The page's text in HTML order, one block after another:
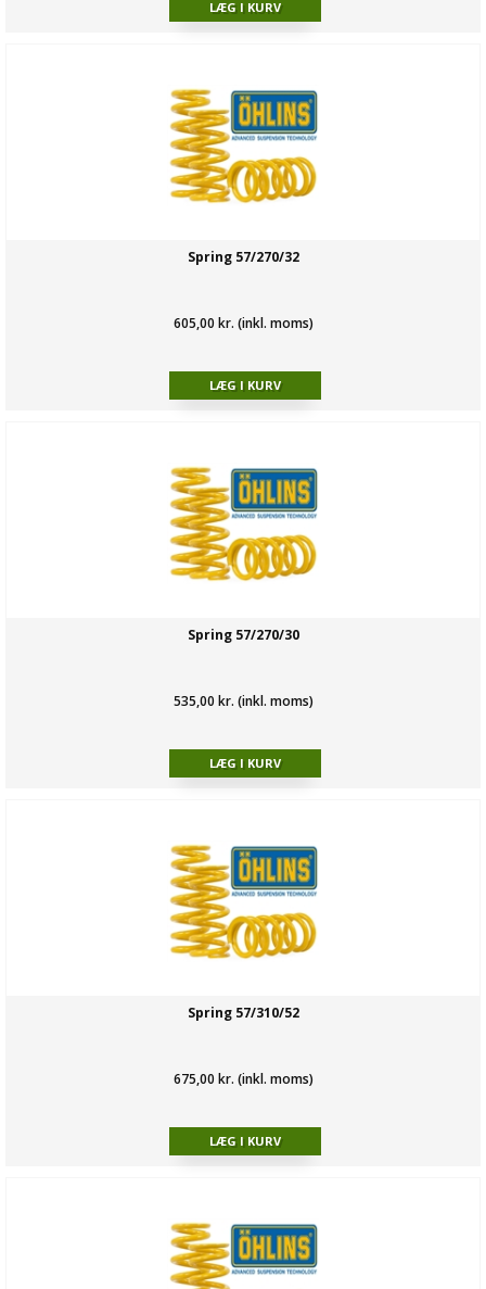
Spring 57/270/32
605,00 kr. (inkl. moms)
Spring 57/270/30
535,00 kr. (inkl. moms)
Spring 57/310/52
675,00 kr. (inkl. moms)